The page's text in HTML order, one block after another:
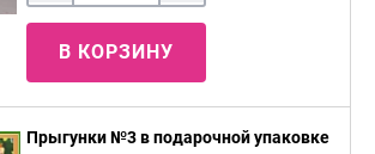
В КОРЗИНУ
Прыгунки №3 в подарочной упаковке